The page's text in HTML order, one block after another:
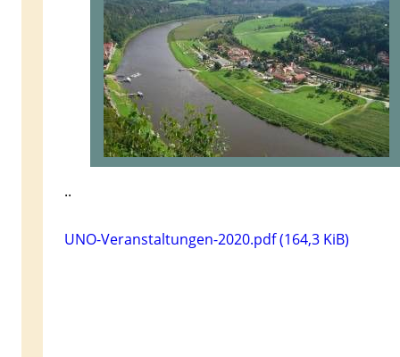
..
UNO-Veranstaltungen-2020.pdf(164,3 KiB)